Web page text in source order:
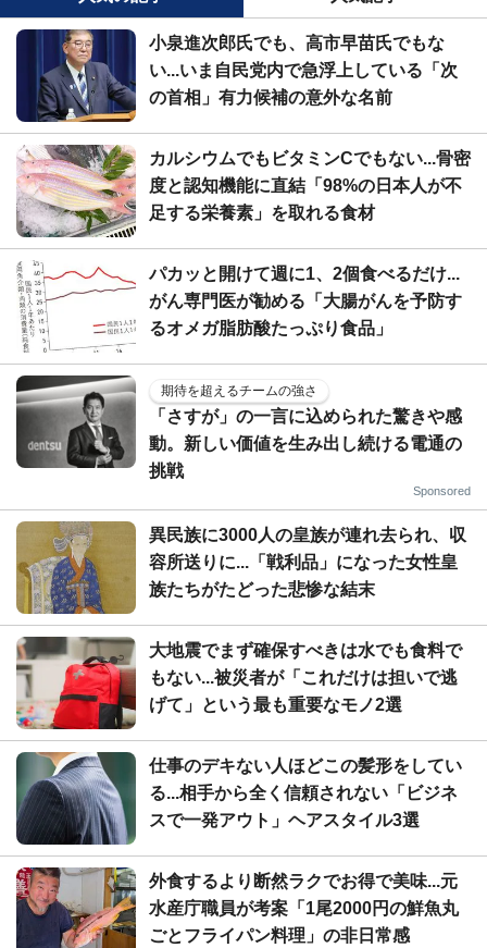
小泉進次郎氏でも、高市早苗氏でもな
い...いま自民党内で急浮上している「次
の首相」有力候補の意外な名前
カルシウムでもビタミンCでもない...骨密
度と認知機能に直結「98%の日本人が不
足する栄養素」を取れる食材
パカッと開けて週に1、2個食べるだけ...
がん専門医が勧める「大腸がんを予防す
るオメガ脂肪酸たっぷり食品」
期待を超えるチームの強さ
「さすが」の一言に込められた驚きや感
動。新しい価値を生み出し続ける電通の
挑戦
Sponsored
異民族に3000人の皇族が連れ去られ、収
容所送りに...「戦利品」になった女性皇
族たちがたどった悲惨な結末
大地震でまず確保すべきは水でも食料で
もない...被災者が「これだけは担いで逃
げて」という最も重要なモノ2選
仕事のデキない人ほどこの髪形をしてい
る...相手から全く信頼されない「ビジネ
スで一発アウト」ヘアスタイル3選
外食するより断然ラクでお得で美味...元
水産庁職員が考案「1尾2000円の鮮魚丸
ごとフライパン料理」の非日常感